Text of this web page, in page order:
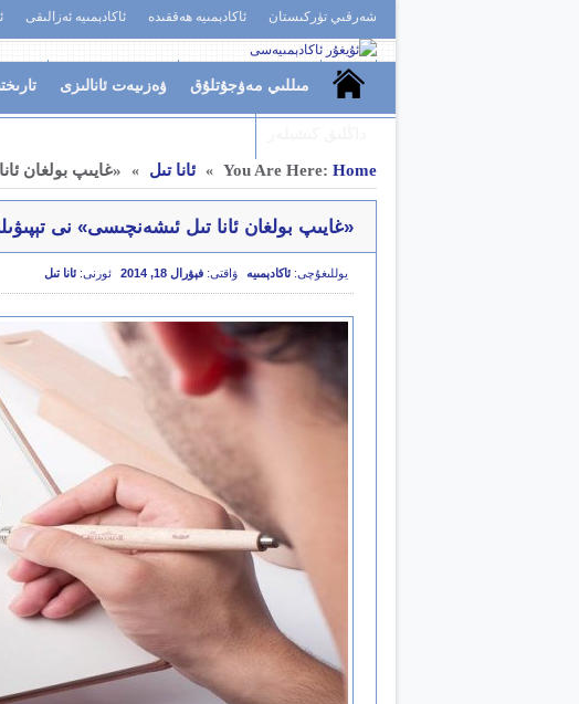
شەرقىي تۈركىستان ئاكادېمىيە ھەققىدە ئاكادېمىيە ئەزالىقى
مىللىي مەۋجۇتلۇق ۋەزىيەت ئانالىزى
You Are Here: Home
» ئانا تىل » «غايىپ بولغان
«غايىپ بولغان ئانا تىل ئىشەنچىسى» نى
يوللىغۇچى: ئاكادېمىيە ۋاقتى: فېۋرال 18, 2014 ئورنى: ئانا تىل